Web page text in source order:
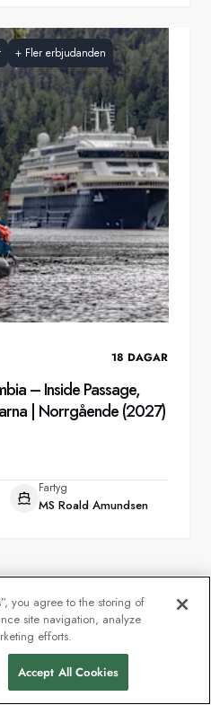
+ Fler erbjudanden
18 DAGAR
– Inside Passage,
| Norrgående (2027)
Fartyg
MS Roald Amundsen
you agree to the storing of
site navigation, analyze
efforts.
Accept All Cookies